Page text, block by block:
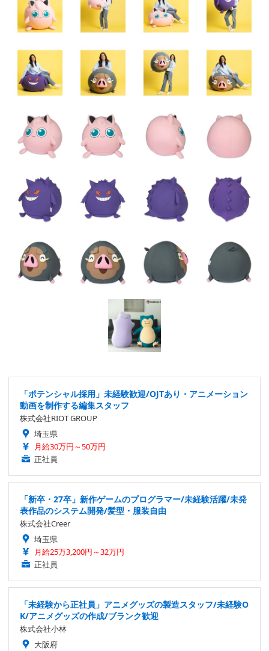
「ポテンシャル採用」未経験歓迎/OJTあり・アニメーション
動画を制作する編集スタッフ
株式会社RIOT GROUP
埼玉県
月給30万円～50万円
正社員
「新卒・27卒」新作ゲームのプログラマー/未経験活躍/未発
表作品のシステム開発/髪型・服装自由
株式会社Creer
埼玉県
月給25万3,200円～32万円
正社員
「未経験から正社員」アニメグッズの製造スタッフ/未経験O
K/アニメグッズの作成/ブランク歓迎
株式会社小林
大阪府